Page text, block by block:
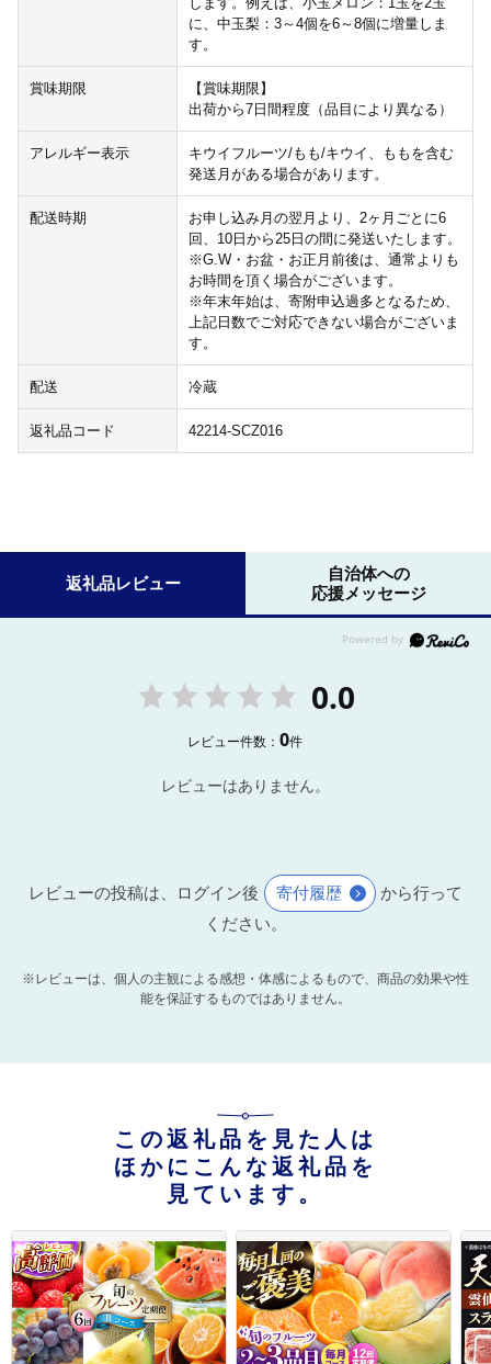
に、中玉梨：3～4個を6～8個に増量しま
す。
賞味期限
【賞味期限】
出荷から7日間程度（品目により異なる）
アレルギー表示
キウイフルーツ/もも/キウイ、ももを含む
発送月がある場合があります。
配送時期
お申し込み月の翌月より、2ヶ月ごとに6
回、10日から25日の間に発送いたします。
※G.W・お盆・お正月前後は、通常よりも
お時間を頂く場合がございます。
※年末年始は、寄附申込過多となるため、
上記日数でご対応できない場合がございま
す。
配送 冷蔵
返礼品コード 42214-SCZ016
返礼品レビュー
自治体への
応援メッセージ
0.0
レビュー件数：0件
レビューはありません。
レビューの投稿は、ログイン後 寄付履歴
から行って
ください。
※レビューは、個人の主観による感想・体感によるもので、商品の効果や性
能を保証するものではありません。
この返礼品を見た人は
ほかにこんな返礼品を
見ています。